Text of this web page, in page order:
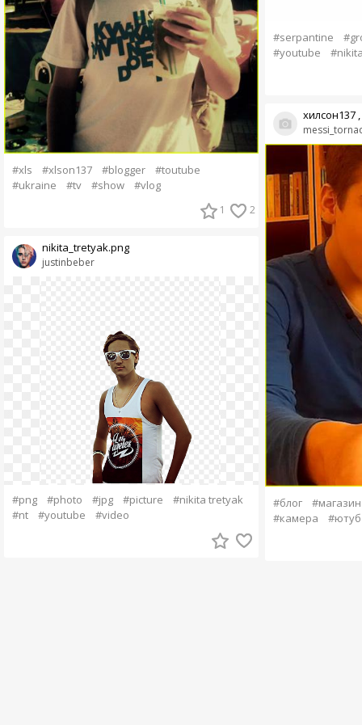
#xls #xlson137 #blogger
#toutube
#ukraine
#tv #show #vlog
1 2
justinbeber
nikita_tretyak.png
#png #photo #jpg #picture
#nikita tretyak
#nt
#youtube #video
#serpantine
#youtube
хилсон137
#блог
#магазин
#камера
#ютуб